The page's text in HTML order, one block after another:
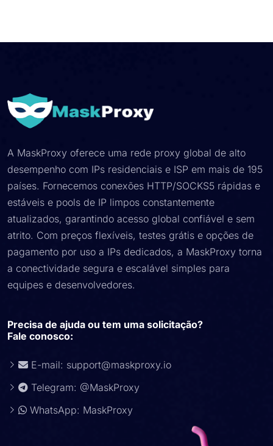
A MaskProxy oferece uma rede proxy global de alto
desempenho com IPs residenciais e ISP em mais de 195
países. Fornecemos conexões HTTP/SOCKS5 rápidas e
estáveis e pools de IP limpos constantemente
atualizados, garantindo acesso global confiável e sem
atrito. Com preços flexíveis, testes grátis e opções de
pagamento por uso a IPs dedicados, a MaskProxy torna
a conectividade segura e escalável simples para
equipes e desenvolvedores.
Precisa de ajuda ou tem uma solicitação?
Fale conosco:
E-mail: support@maskproxy.io
Telegram: @MaskProxy
WhatsApp: MaskProxy